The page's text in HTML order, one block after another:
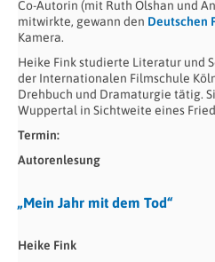
Co-Autorin (mit Ruth Olshan und
mitwirkte, gewann den Deutschen
Kamera.
Heike Fink studierte Literatur und
der Internationalen Filmschule
Drehbuch und Dramaturgie tätig.
Wuppertal in Sichtweite eines
Termin:
Autorenlesung
„Mein Jahr mit dem Tod“
Heike Fink